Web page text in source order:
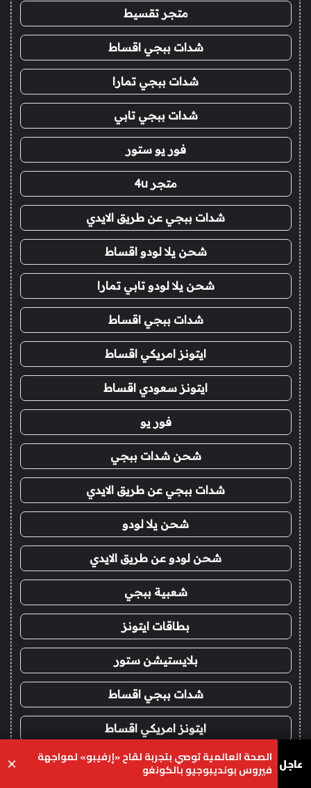
متجر تقسيط
شدات ببجي اقساط
شدات ببجي تمارا
شدات ببجي تابي
فور يو ستور
متجر 4u
شدات ببجي عن طريق الايدي
شحن يلا لودو اقساط
شحن يلا لودو تابي تمارا
شدات ببجي اقساط
ايتونز امريكي اقساط
ايتونز سعودي اقساط
فور يو
شحن شدات ببجي
شدات ببجي عن طريق الايدي
شحن يلا لودو
شحن لودو عن طريق الايدي
شعبية ببجي
بطاقات ايتونز
بلايستيشن ستور
شدات ببجي اقساط
ايتونز امريكي اقساط
ايتونز سعودي اقساط
عاجل الصحة العالمية توصي بتجربة لقاح «إرفيبو» لمواجهة
فيروس بونديبوجيو بالكونغو ×